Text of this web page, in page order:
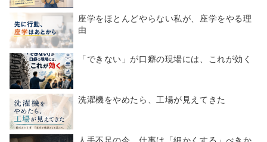
座学をほとんどやらない私が、座学をやる理
由
「できない」が口癖の現場には、これが効く
洗濯機をやめたら、工場が見えてきた